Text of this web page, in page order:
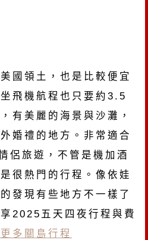
國領土，也是比較便宜
坐飛機航程也只要約3.5
有美麗的海景與沙灘，
婚禮的地方。非常適合
侶旅遊，不管是機加酒
很熱門的行程。像依娃
發現有些地方不一樣了
2025五天四夜行程與費
多關島行程